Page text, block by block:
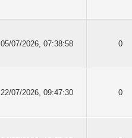
05/07/2026, 07:38:58 0
22/07/2026, 09:47:30 0